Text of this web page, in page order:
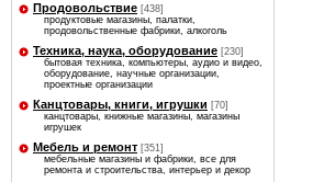
Продовольствие [438]
продуктовые магазины, палатки,
продовольственные фабрики, алкоголь
Техника, наука, оборудование [230]
бытовая техника, компьютеры, аудио и видео,
оборудование, научные организации,
проектные организации
Канцтовары, книги, игрушки [70]
канцтовары, книжные магазины, магазины
игрушек
Мебель и ремонт [351]
мебельные магазины и фабрики, все для
ремонта и строительства, интерьер и декор